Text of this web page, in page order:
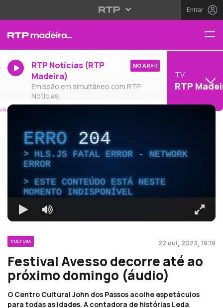
Entrar
RTP Notícias (RTP
Madeira)
Emissão em simultâneo com RTP
Notícias
NO AR
TV
RTP
ERRO204
HLS.JS FATAL ERROR - NETWORK
ERROR
ESTE CONTEÚDO ESTÁ NESTE
MOMENTO INDISPONÍVEL
CULTURA 22 out, 2023, 19:19
Festival Avesso decorre até ao
próximo domingo (áudio)
O Centro Cultural John dos Passos acolhe espetáculos
para todas as idades. A contadora de histórias Leda